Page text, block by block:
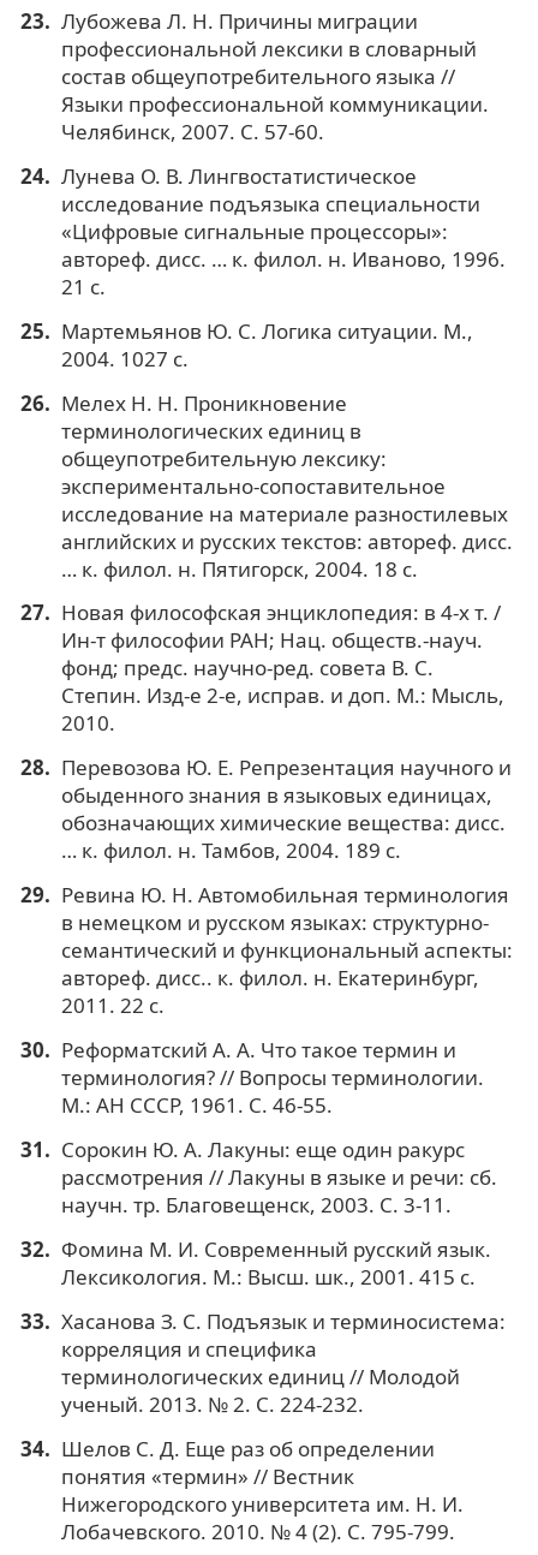
Лубожева Л. Н. Причины миграции
профессиональной лексики в словарный
состав общеупотребительного языка //
Языки профессиональной коммуникации.
Челябинск, 2007. С. 57-60.
Лунева О. В. Лингвостатистическое
исследование подъязыка специальности
«Цифровые сигнальные процессоры»:
автореф. дисс. … к. филол. н. Иваново, 1996.
21 с.
Мартемьянов Ю. С. Логика ситуации. М.,
2004. 1027 с.
Мелех Н. Н. Проникновение
терминологических единиц в
общеупотребительную лексику:
экспериментально-сопоставительное
исследование на материале разностилевых
английских и русских текстов: автореф. дисс.
… к. филол. н. Пятигорск, 2004. 18 с.
Новая философская энциклопедия: в 4-х т. /
Ин-т философии РАН; Нац. обществ.-науч.
фонд; предс. научно-ред. совета В. С.
Степин. Изд-е 2-е, исправ. и доп. М.: Мысль,
2010.
Перевозова Ю. Е. Репрезентация научного и
обыденного знания в языковых единицах,
обозначающих химические вещества: дисс.
… к. филол. н. Тамбов, 2004. 189 с.
Ревина Ю. Н. Автомобильная терминология
в немецком и русском языках: структурно-
семантический и функциональный аспекты:
автореф. дисс.. к. филол. н. Екатеринбург,
2011. 22 с.
Реформатский А. А. Что такое термин и
терминология? // Вопросы терминологии.
М.: АН СССР, 1961. С. 46-55.
Сорокин Ю. А. Лакуны: еще один ракурс
рассмотрения // Лакуны в языке и речи: сб.
научн. тр. Благовещенск, 2003. С. 3-11.
Фомина М. И. Современный русский язык.
Лексикология. М.: Высш. шк., 2001. 415 с.
Хасанова З. С. Подъязык и терминосистема:
корреляция и специфика
терминологических единиц // Молодой
ученый. 2013. № 2. С. 224-232.
Шелов С. Д. Еще раз об определении
понятия «термин» // Вестник
Нижегородского университета им. Н. И.
Лобачевского. 2010. № 4 (2). С. 795-799.